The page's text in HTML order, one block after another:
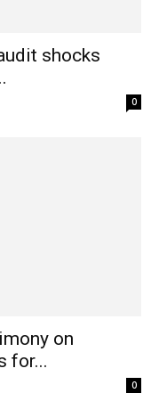
shocks
0
on
for...
0